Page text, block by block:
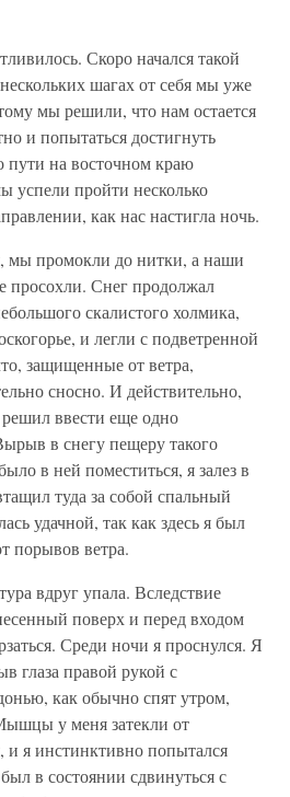
Скоро начался такой
шагах от себя мы уже
мы решили, что нам остается
и попытаться достигнуть
пути на восточном краю
успели пройти несколько
как нас настигла ночь.
мы промокли до нитки, а наши
просохли. Снег продолжал
скалистого холмика,
и легли с подветренной
защищенные от ветра,
сносно. И действительно,
ввести еще одно
в снегу пещеру такого
в ней поместиться, я залез в
туда за собой спальный
удачной, так как здесь я был
порывов ветра.
вдруг упала. Вследствие
поверх и перед входом
Среди ночи я проснулся. Я
глаза правой рукой с
как обычно спят утром,
у меня затекли от
и я инстинктивно попытался
в состоянии сдвинуться с